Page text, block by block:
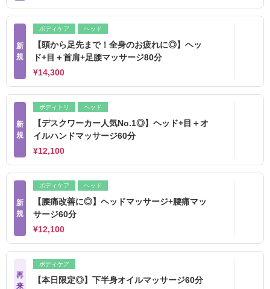
新
規
ボディケア ヘッド
【頭から足先まで！全身のお疲れに◎】ヘッ
ド+目＋首肩+足腰マッサージ80分
¥14,300
新
規
ボディトリ ヘッド
【デスクワーカー人気No.1◎】ヘッド+目＋オ
イルハンドマッサージ60分
¥12,100
新
規
ボディケア ヘッド
【腰痛改善に◎】ヘッドマッサージ+腰痛マッ
サージ60分
¥12,100
再
来
ボディケア
【本日限定◎】下半身オイルマッサージ60分